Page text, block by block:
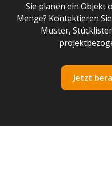
Sie planen ein Objekt
Menge? Kontaktieren
Muster,
Jetzt